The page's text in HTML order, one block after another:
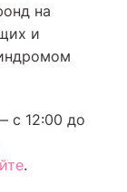
на
и
с 12:00 до
.